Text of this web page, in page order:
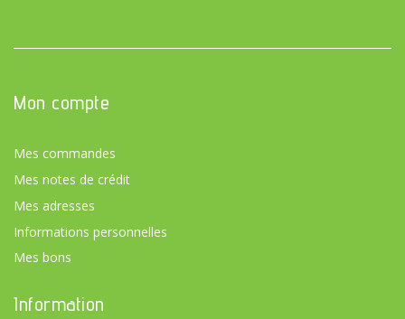
Mon compte
Mes commandes
Mes notes de crédit
Mes adresses
Informations personnelles
Mes bons
Information